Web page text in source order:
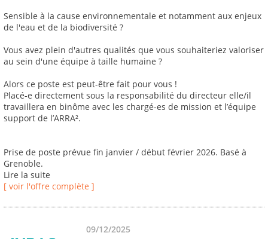
Sensible à la cause environnementale et notamment aux enjeux
de l'eau et de la biodiversité ?
Vous avez plein d'autres qualités que vous souhaiteriez valoriser
au sein d'une équipe à taille humaine ?
Alors ce poste est peut-être fait pour vous !
Placé-e directement sous la responsabilité du directeur elle/il
travaillera en binôme avec les chargé-es de mission et l’équipe
support de l’ARRA².
Prise de poste prévue fin janvier / début février 2026. Basé à
Grenoble.
Lire la suite
[ voir l'offre complète ]
09/12/2025